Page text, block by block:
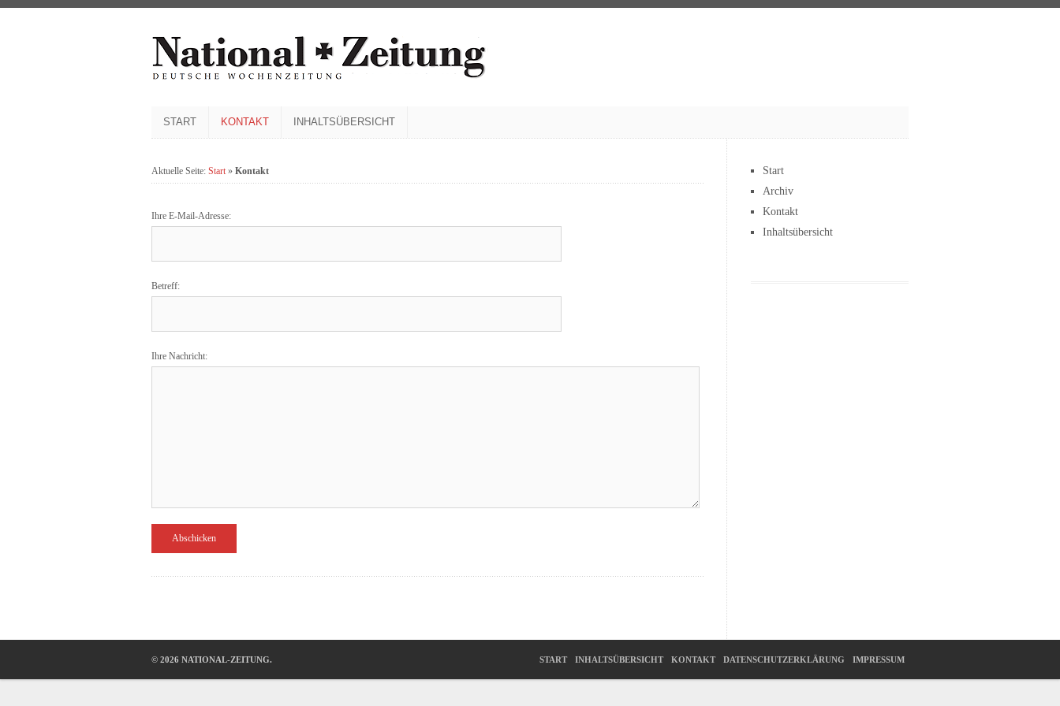
START KONTAKT INHALTSÜBERSICHT
Aktuelle Seite: Start » Kontakt
Ihre E-Mail-Adresse:
Betreff:
Ihre Nachricht:
Start
Archiv
Kontakt
Inhaltsübersicht
START INHALTSÜBERSICHT KONTAKT DATENSCHUTZERKLÄRUNG IMPRESSUM
© 2026 NATIONAL-ZEITUNG.